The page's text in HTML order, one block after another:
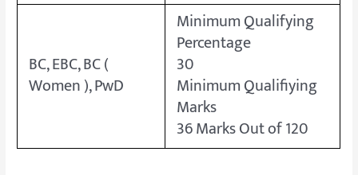
BC, EBC, BC (
Women ), PwD
Minimum Qualifying
Percentage
30
Minimum Qualifiying
Marks
36 Marks Out of 120